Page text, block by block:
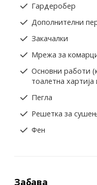
Гардеробер
Дополнителни
Закачалки
Мрежа за
Основни работи
тоалетна
Пегла
Решетка за
Фен
Забава